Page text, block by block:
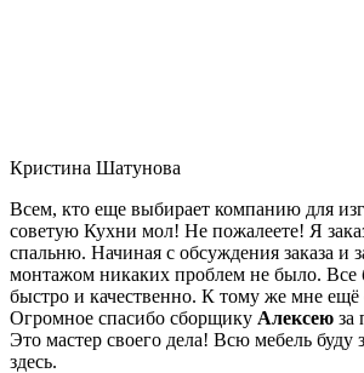
Кристина Шатунова
Всем, кто еще выбирает компанию для
советую Кухни мол! Не пожалеете! Я
спальню. Начиная с обсуждения заказа и
монтажом никаких проблем не было. Все
быстро и качественно. К тому же мне ещё
Огромное спасибо сборщику Алексею за
Это мастер своего дела! Всю мебель буду
здесь.